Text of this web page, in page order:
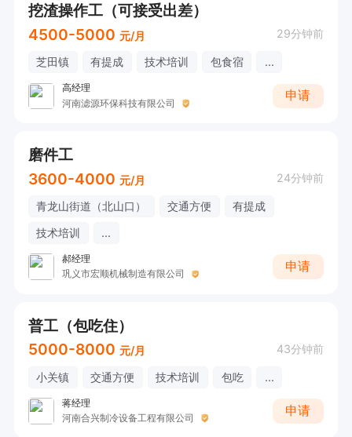
挖渣操作工（可接受出差）
4500-5000 元/月 29分钟前
芝田镇 有提成 技术培训 包食宿 ...
高经理
河南滤源环保科技有限公司
申请
磨件工
3600-4000 元/月 24分钟前
青龙山街道（北山口） 交通方便
有提成
技术培训
...
郝经理
巩义市宏顺机械制造有限公司
申请
普工（包吃住）
5000-8000 元/月 43分钟前
小关镇 交通方便 技术培训 包吃 ...
蒋经理
河南合兴制冷设备工程有限公司
申请